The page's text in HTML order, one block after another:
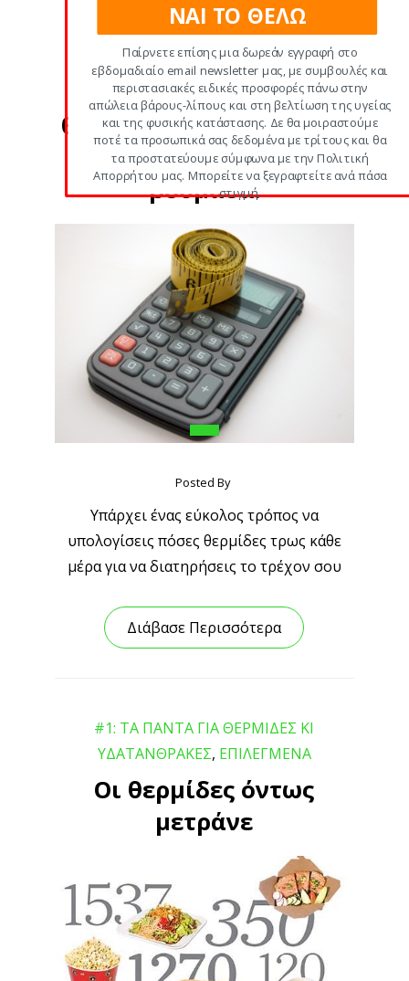
#1: ΤΑ ΠΑΝΤΑ ΓΙΑ ΘΕΡΜΙΔΕΣ ΚΙ
ΥΔΑΤΑΝΘΡΑΚΕΣ,ΕΠΙΛΕΓΜΕΝΑ
Υπολόγισε τις
θερμιδικές σου ανάγκες
και χάσε μισό κιλό τη
βδομάδα!
Posted By
Yπάρχει ένας εύκολος τρόπος να
υπολογίσεις πόσες θερμίδες τρως κάθε
μέρα για να διατηρήσεις το τρέχον σου
Διάβασε Περισσότερα
#1: ΤΑ ΠΑΝΤΑ ΓΙΑ ΘΕΡΜΙΔΕΣ ΚΙ
ΥΔΑΤΑΝΘΡΑΚΕΣ, ΕΠΙΛΕΓΜΕΝΑ
Οι θερμίδες όντως
μετράνε
ΝΑΙ ΤΟ ΘΕΛΩ
Παίρνετε επίσης μια δωρεάν εγγραφή στο
εβδομαδιαίο email newsletter μας, με συμβουλές και
περιστασιακές ειδικές προσφορές πάνω στην
απώλεια βάρους-λίπους και στη βελτίωση της υγείας
και της φυσικής κατάστασης. Δε θα μοιραστούμε
ποτέ τα προσωπικά σας δεδομένα με τρίτους και θα
τα προστατεύουμε σύμφωνα με την Πολιτική
Απορρήτου μας. Μπορείτε να ξεγραφτείτε ανά πάσα
στιγμή.